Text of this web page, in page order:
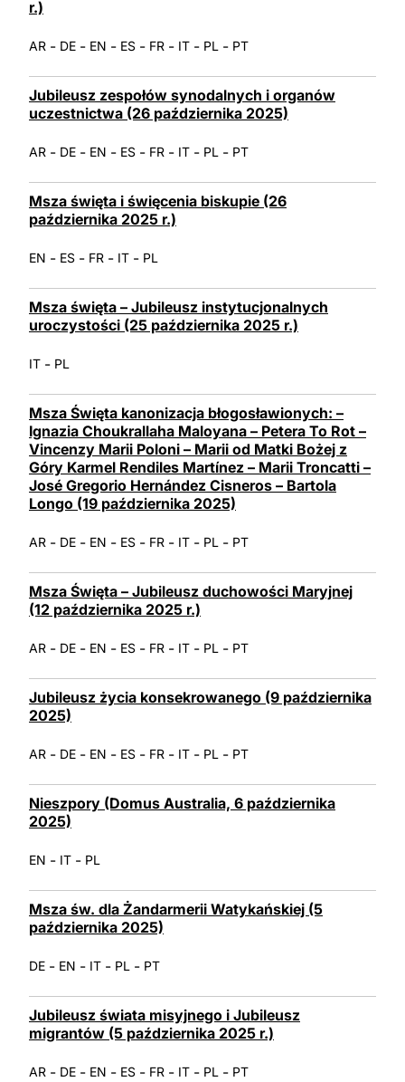
r.)
AR - DE - EN - ES - FR - IT - PL - PT
Jubileusz zespołów synodalnych i organów
uczestnictwa (26 października 2025)
AR - DE - EN - ES - FR - IT - PL - PT
Msza święta i święcenia biskupie (26
października 2025 r.)
EN - ES - FR - IT - PL
Msza święta – Jubileusz instytucjonalnych
uroczystości (25 października 2025 r.)
IT - PL
Msza Święta kanonizacja błogosławionych: –
Ignazia Choukrallaha Maloyana – Petera To Rot –
Vincenzy Marii Poloni – Marii od Matki Bożej z
Góry Karmel Rendiles Martínez – Marii Troncatti –
José Gregorio Hernández Cisneros – Bartola
Longo (19 października 2025)
AR - DE - EN - ES - FR - IT - PL - PT
Msza Święta – Jubileusz duchowości Maryjnej
(12 października 2025 r.)
AR - DE - EN - ES - FR - IT - PL - PT
Jubileusz życia konsekrowanego (9 października
2025)
AR - DE - EN - ES - FR - IT - PL - PT
Nieszpory (Domus Australia, 6 października
2025)
EN - IT - PL
Msza św. dla Żandarmerii Watykańskiej (5
października 2025)
DE - EN - IT - PL - PT
Jubileusz świata misyjnego i Jubileusz
migrantów (5 października 2025 r.)
AR - DE - EN - ES - FR - IT - PL - PT